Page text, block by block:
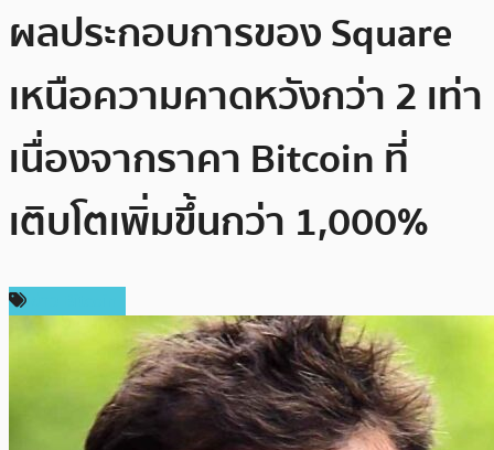
ผลประกอบการของ Square
เหนือความคาดหวังกว่า 2 เท่า
เนื่องจากราคา Bitcoin ที่
เติบโตเพิ่มขึ้นกว่า 1,000%